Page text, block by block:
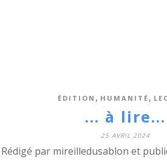
ÉDITION , HUMANITÉ ,
... à lire...
25 AVRIL 2024
Rédigé par mireilledusablon et